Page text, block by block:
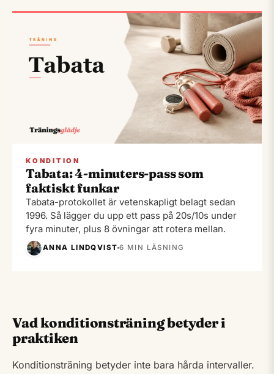
KONDITION
Tabata: 4-minuters-pass som
faktiskt funkar
Tabata-protokollet är vetenskapligt belagt sedan
1996. Så lägger du upp ett pass på 20s/10s under
fyra minuter, plus 8 övningar att rotera mellan.
ANNA LINDQVIST 6 MIN LÄSNING
Vad konditionsträning betyder i
praktiken
Konditionsträning betyder inte bara hårda intervaller.